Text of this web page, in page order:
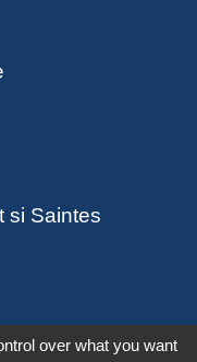
si Saintes
- Accessibilité -
over what you want